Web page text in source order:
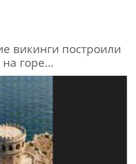
викинги построили
горе...